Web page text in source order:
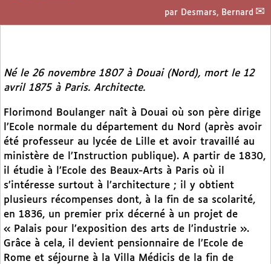
par Desmars, Bernard
Né le 26 novembre 1807 à Douai (Nord), mort le 12
avril 1875 à Paris. Architecte.
Florimond Boulanger naît à Douai où son père dirige
l’Ecole normale du département du Nord (après avoir
été professeur au lycée de Lille et avoir travaillé au
ministère de l’Instruction publique). A partir de 1830,
il étudie à l’Ecole des Beaux-Arts à Paris où il
s’intéresse surtout à l’architecture ; il y obtient
plusieurs récompenses dont, à la fin de sa scolarité,
en 1836, un premier prix décerné à un projet de
« Palais pour l’exposition des arts de l’industrie ».
Grâce à cela, il devient pensionnaire de l’Ecole de
Rome et séjourne à la Villa Médicis de la fin de